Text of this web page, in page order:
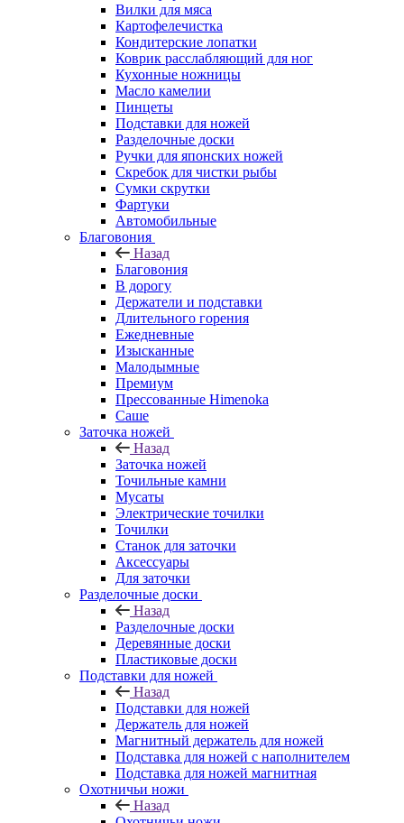
Вилки для мяса
Картофелечистка
Кондитерские лопатки
Коврик расслабляющий для ног
Кухонные ножницы
Масло камелии
Пинцеты
Подставки для ножей
Разделочные доски
Ручки для японских ножей
Скребок для чистки рыбы
Сумки скрутки
Фартуки
Автомобильные
Благовония
Назад
Благовония
В дорогу
Держатели и подставки
Длительного горения
Ежедневные
Изысканные
Малодымные
Премиум
Прессованные Himenoka
Саше
Заточка ножей
Назад
Заточка ножей
Точильные камни
Мусаты
Электрические точилки
Точилки
Станок для заточки
Аксессуары
Для заточки
Разделочные доски
Назад
Разделочные доски
Деревянные доски
Пластиковые доски
Подставки для ножей
Назад
Подставки для ножей
Держатель для ножей
Магнитный держатель для ножей
Подставка для ножей с наполнителем
Подставка для ножей магнитная
Охотничьи ножи
Назад